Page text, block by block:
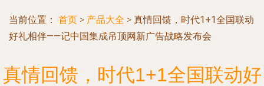
当前位置： 首页 > 产品大全 > 真情回馈，时代1+1全国联动
好礼相伴——记中国集成吊顶网新广告战略发布会
真情回馈，时代1+1全国联动好